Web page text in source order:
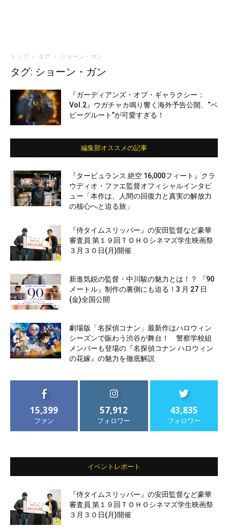
トップ タグ ショーン・ガン
タグ: ショーン・ガン
『ガーディアンズ・オブ・ギャラクシー：
Vol.2』ウガチャカ鳴り響く海外予告公開、“ベ
ビーグルート”が可愛すぎる！
編集部オススメの記事
『タービュランス 絶空 16,000フィート』クラ
ウディオ・ファエ監督オフィシャルインタビ
ュー「本作は、人間の回復力と真実の解放力
の核心へと迫る旅」
『侍タイムスリッパー』の安田監督など豪華
審査員 第１９回ＴＯＨＯシネマズ学生映画祭
３月３０日(月)開催
新進気鋭の監督・中川駿の魅力とは！？ 『90
メートル』制作の裏側にも迫る！3 月 27 日
(金)全国公開
劇場版「名探偵コナン」最新作はハロウィン
シーズンで賑わう渋谷が舞台！ 警察学校組
メンバーも登場の『名探偵コナン ハロウィン
の花嫁』の魅力を徹底解説
15,399
ファン
57,912
フォロワー
43,835
フォロワー
イベントレポート
『侍タイムスリッパー』の安田監督など豪華
審査員 第１９回ＴＯＨＯシネマズ学生映画祭
３月３０日(月)開催